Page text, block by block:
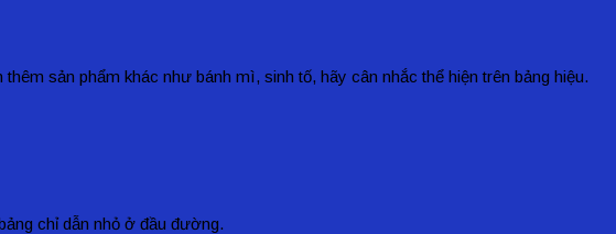
sản phẩm khác như bánh mì, sinh tố, hãy cân nhắc thể hiện trên bảng hiệu.
chỉ dẫn nhỏ ở đầu đường.